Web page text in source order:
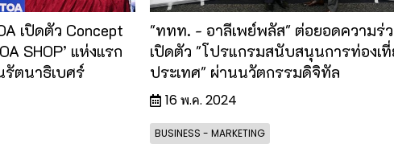
เปิดตัว Concept
SHOP’ แห่งแรก
ตนาธิเบศร์
"ททท. - อาลีเพย์พลัส" ต่อยอดความร่
เปิดตัว "โปรแกรมสนับสนุนการท่องเ
ประเทศ" ผ่านนวัตกรรมดิจิทัล
16 พ.ค. 2024
BUSINESS - MARKETING